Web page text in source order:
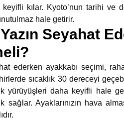
kılar. Kyoto’nun tarihi ve
hale getirir.
Seyahat
ederken ayakkabı seçimi,
sıcaklık 30 dereceyi
yürüyüşleri daha keyifli hale
sağlar. Ayaklarınızın hava